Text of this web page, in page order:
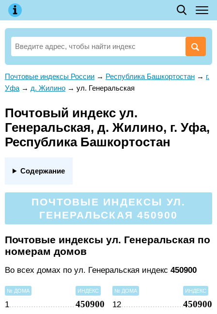
Почтовые индексы России → Республика Башкортостан → г.
Уфа → д. Жилино → ул. Генеральская
Почтовый индекс ул.
Генеральская, д. Жилино, г. Уфа,
Республика Башкортостан
Содержание
ПОЧТОВЫЕ ИНДЕКСЫ УЛ.
ГЕНЕРАЛЬСКАЯ 450900
Почтовые индексы ул. Генеральская по
номерам домов
Во всех домах по ул. Генеральская индекс 450900
№ ДОМА ИНДЕКС
1 450900
№ ДОМА ИНДЕКС
12 450900